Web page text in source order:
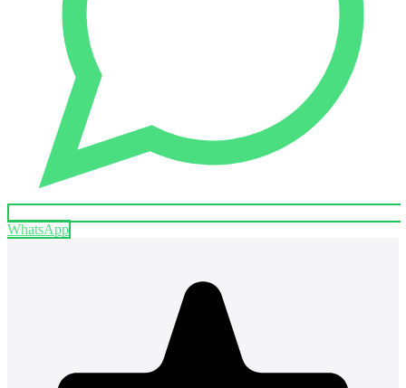
WhatsApp